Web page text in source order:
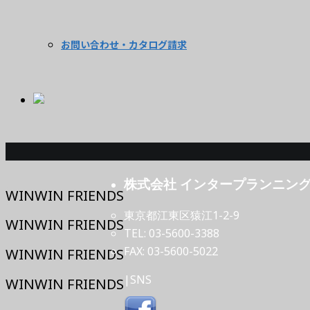
お問い合わせ・カタログ請求
WINWIN FRIENDS
WINWIN FRIENDS
WINWIN FRIENDS
WINWIN FRIENDS
株式会社 インタープランニン
東京都江東区猿江1-2-9
TEL: 03-5600-3388
FAX: 03-5600-5022
|SNS